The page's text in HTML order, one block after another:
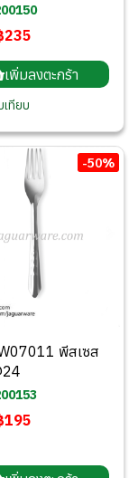
235
เพิ่มลงตะกร้า
เทียบ
-50%
พีสเซส
195